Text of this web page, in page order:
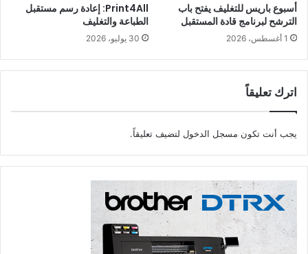
أسبوع باريس للتغليف يفتح باب
الترشح لبرنامج قادة المستقبل
1 أغسطس، 2026
Print4All: إعادة رسم مستقبل
الطباعة والتغليف
30 يوليو، 2026
اترك تعليقاً
يجب أنت تكون مسجل الدخول لتضيف تعليقاً.